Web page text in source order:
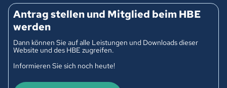
Antrag stellen und Mitglied beim HBE
werden
Dann können Sie auf alle Leistungen und Downloads dieser
Website und des HBE zugreifen.
Informieren Sie sich noch heute!